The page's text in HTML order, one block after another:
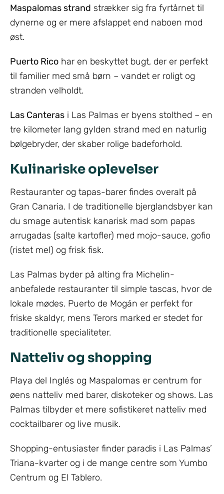
Maspalomas strand strækker sig fra fyrtårnet til
dynerne og er mere afslappet end naboen mod
øst.
Puerto Rico har en beskyttet bugt, der er perfekt
til familier med små børn – vandet er roligt og
stranden velholdt.
Las Canteras i Las Palmas er byens stolthed – en
tre kilometer lang gylden strand med en naturlig
bølgebryder, der skaber rolige badeforhold.
Kulinariske oplevelser
Restauranter og tapas-barer findes overalt på
Gran Canaria. I de traditionelle bjerglandsbyer kan
du smage autentisk kanarisk mad som papas
arrugadas (salte kartofler) med mojo-sauce, gofio
(ristet mel) og frisk fisk.
Las Palmas byder på alting fra Michelin-
anbefalede restauranter til simple tascas, hvor de
lokale mødes. Puerto de Mogán er perfekt for
friske skaldyr, mens Terors marked er stedet for
traditionelle specialiteter.
Natteliv og shopping
Playa del Inglés og Maspalomas er centrum for
øens natteliv med barer, diskoteker og shows. Las
Palmas tilbyder et mere sofistikeret natteliv med
cocktailbarer og live musik.
Shopping-entusiaster finder paradis i Las Palmas’
Triana-kvarter og i de mange centre som Yumbo
Centrum og El Tablero.